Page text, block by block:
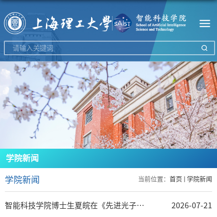
学院新闻
当前位置： 首页 学院新闻
学院新闻
智能科技学院博士生夏皖在《先进光子学》上发表最新研究成果
2026-07-21